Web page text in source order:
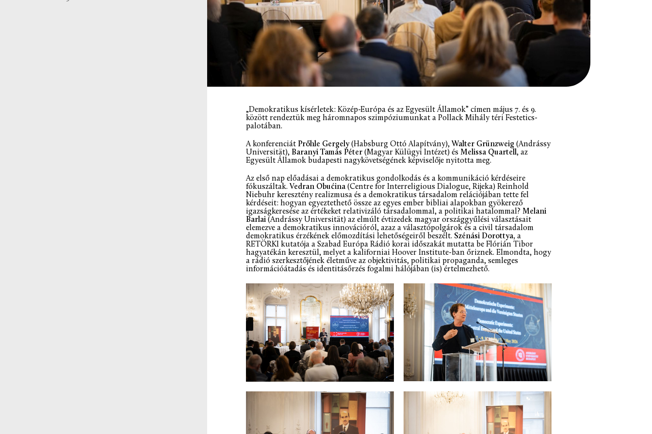
„Demokratikus kísérletek: Közép-Európa és az Egyesült Államok” címen május 7. és 9.
között rendeztük meg háromnapos szimpóziumunkat a Pollack Mihály téri Festetics-
palotában.
A konferenciát Prőhle Gergely(Habsburg Ottó Alapítvány), Walter Grünzweig (Andrássy
Universität), Baranyi Tamás Péter (Magyar Külügyi Intézet) és Melissa Quartell, az
Egyesült Államok budapesti nagykövetségének képviselője nyitotta meg.
Az első nap előadásai a demokratikus gondolkodás és a kommunikáció kérdéseire
fókuszáltak. Vedran Obućina (Centre for Interreligious Dialogue, Rijeka) Reinhold
Niebuhr keresztény realizmusa és a demokratikus társadalom relációjában tette fel
kérdéseit: hogyan egyeztethető össze az egyes ember bibliai alapokban gyökerező
igazságkeresése az értékeket relativizáló társadalommal, a politikai hatalommal? Melani
Barlai(Andrássy Universität) az elmúlt évtizedek magyar országgyűlési választásait
elemezve a demokratikus innovációról, azaz a választópolgárok és a civil társadalom
demokratikus érzékének előmozdítási lehetőségeiről beszélt. Szénási Dorottya, a
RETÖRKI kutatója a Szabad Európa Rádió korai időszakát mutatta be Flórián Tibor
hagyatékán keresztül, melyet a kaliforniai Hoover Institute-ban őriznek. Elmondta, hogy
a rádió szerkesztőjének életműve az objektivitás, politikai propaganda, semleges
információátadás és identitásőrzés fogalmi hálójában (is) értelmezhető.